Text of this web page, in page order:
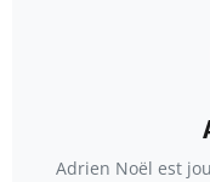
Adrien Noël est